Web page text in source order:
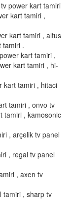
power kart tamiri
kart tamiri ,
kart tamiri , altus
tamiri .
kart tamiri ,
kart tamiri , hi-
kart tamiri , hitaci
tamiri , onvo tv
tamiri , kamosonic
, arçelik tv panel
, regal tv panel
, axen tv
tamiri , sharp tv